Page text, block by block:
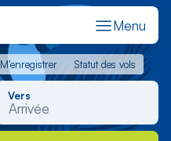
Menu
M'enregistrer Statut des vols
M'enregistrer Statut des vols
Vers